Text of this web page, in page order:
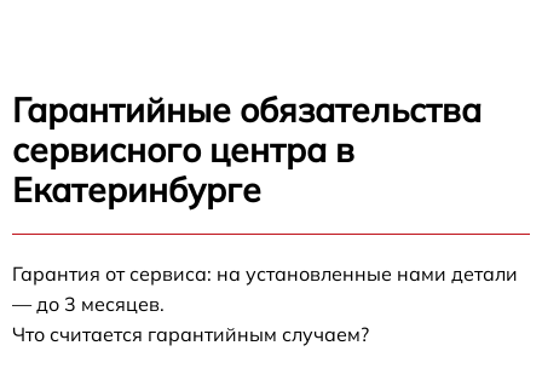
Гарантийные обязательства
сервисного центра в
Екатеринбурге
Гарантия от сервиса: на установленные нами детали
— до 3 месяцев.
Что считается гарантийным случаем?